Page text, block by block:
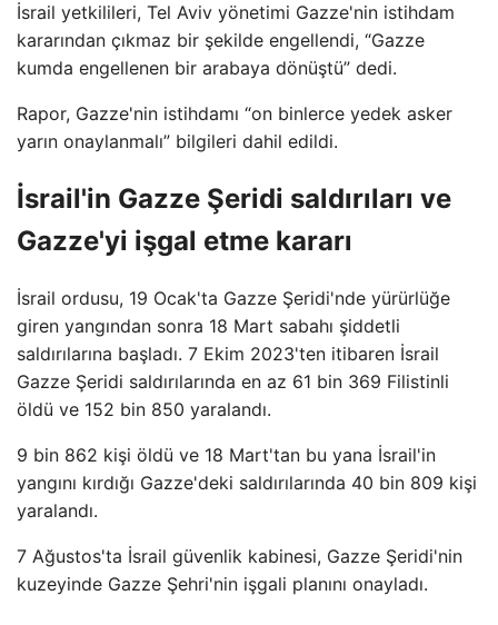
İsrail yetkilileri, Tel Aviv yönetimi Gazze'nin istihdam
kararından çıkmaz bir şekilde engellendi, “Gazze
kumda engellenen bir arabaya dönüştü” dedi.
Rapor, Gazze'nin istihdamı “on binlerce yedek asker
yarın onaylanmalı” bilgileri dahil edildi.
İsrail'in Gazze Şeridi saldırıları ve
Gazze'yi işgal etme kararı
İsrail ordusu, 19 Ocak'ta Gazze Şeridi'nde yürürlüğe
giren yangından sonra 18 Mart sabahı şiddetli
saldırılarına başladı. 7 Ekim 2023'ten itibaren İsrail
Gazze Şeridi saldırılarında en az 61 bin 369 Filistinli
öldü ve 152 bin 850 yaralandı.
9 bin 862 kişi öldü ve 18 Mart'tan bu yana İsrail'in
yangını kırdığı Gazze'deki saldırılarında 40 bin 809 kişi
yaralandı.
7 Ağustos'ta İsrail güvenlik kabinesi, Gazze Şeridi'nin
kuzeyinde Gazze Şehri'nin işgali planını onayladı.